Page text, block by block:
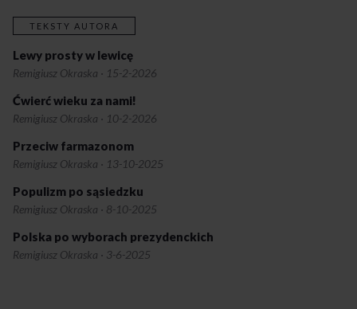
TEKSTY AUTORA
Lewy prosty w lewicę
Remigiusz Okraska · 15-2-2026
Ćwierć wieku za nami!
Remigiusz Okraska · 10-2-2026
Przeciw farmazonom
Remigiusz Okraska · 13-10-2025
Populizm po sąsiedzku
Remigiusz Okraska · 8-10-2025
Polska po wyborach prezydenckich
Remigiusz Okraska · 3-6-2025